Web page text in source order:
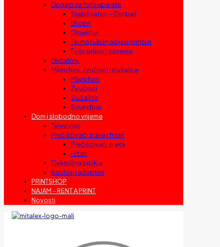
Dodaci za fotoaparate
Stabilizatori – Gimbali
Blicevi
Objektivi
Termosublimacijski printeri
Foto pribor i oprema
Diktafoni
Mikrofoni, zvučnici i slušalice
Mikrofoni
Zvučnici
Slušalice
Soundbar
Dom i slobodno vrijeme
Televizori
Prečišćivači zraka i filteri
Prečišćivači zraka
Filteri
Električna bicikla
Kablovi i adapteri
PRINTSHOP
NAJAM – RENT A PRINT
Novosti